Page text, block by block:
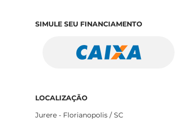
SIMULE SEU FINANCIAMENTO
LOCALIZAÇÃO
Jurere - Florianopolis / SC